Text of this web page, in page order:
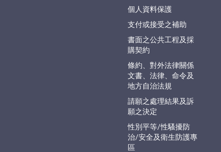
個人資料保護
支付或接受之補助
書面之公共工程及採
購契約
條約、對外法律關係
文書、法律、命令及
地方自治法規
請願之處理結果及訴
願之決定
性別平等/性騷擾防
治/安全及衛生防護專
區